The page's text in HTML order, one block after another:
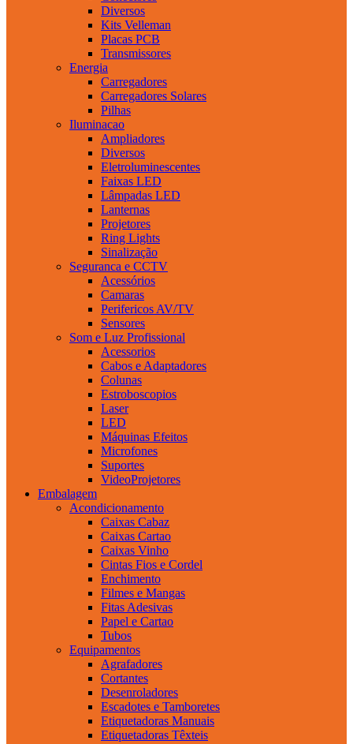
Diversos
Kits Velleman
Placas PCB
Transmissores
Energia
Carregadores
Carregadores Solares
Pilhas
Iluminacao
Ampliadores
Diversos
Eletroluminescentes
Faixas LED
Lâmpadas LED
Lanternas
Projetores
Ring Lights
Sinalização
Seguranca e CCTV
Acessórios
Camaras
Perifericos AV/TV
Sensores
Som e Luz Profissional
Acessorios
Cabos e Adaptadores
Colunas
Estroboscopios
Laser
LED
Máquinas Efeitos
Microfones
Suportes
VideoProjetores
Embalagem
Acondicionamento
Caixas Cabaz
Caixas Cartao
Caixas Vinho
Cintas Fios e Cordel
Enchimento
Filmes e Mangas
Fitas Adesivas
Papel e Cartao
Tubos
Equipamentos
Agrafadores
Cortantes
Desenroladores
Escadotes e Tamboretes
Etiquetadoras Manuais
Etiquetadoras Têxteis